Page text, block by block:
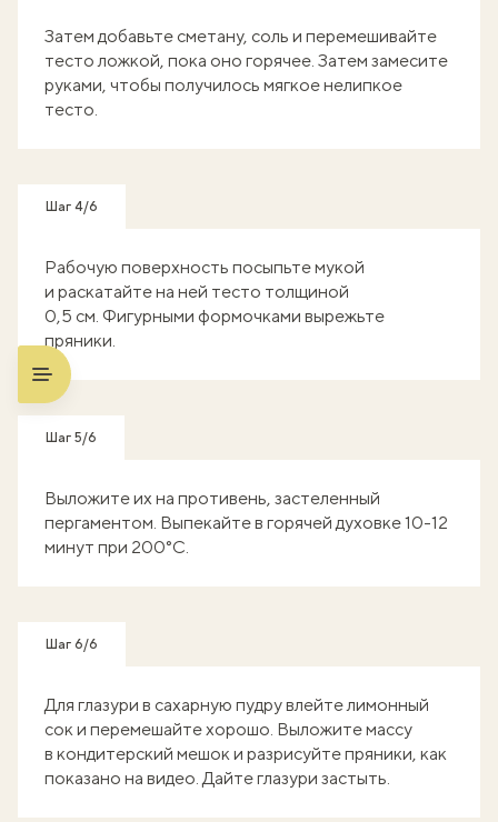
Затем добавьте сметану, соль и перемешивайте
тесто ложкой, пока оно горячее. Затем замесите
руками, чтобы получилось мягкое нелипкое
тесто.
Шаг 4/6
Рабочую поверхность посыпьте мукой
и раскатайте на ней тесто толщиной
0,5 см. Фигурными формочками вырежьте
пряники.
Шаг 5/6
Выложите их на противень, застеленный
пергаментом. Выпекайте в горячей духовке 10-12
минут при 200°C.
Шаг 6/6
Для глазури в сахарную пудру влейте лимонный
сок и перемешайте хорошо. Выложите массу
в кондитерский мешок и разрисуйте пряники, как
показано на видео. Дайте глазури застыть.